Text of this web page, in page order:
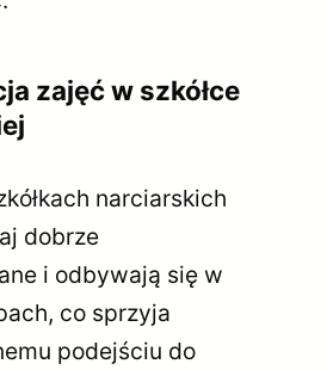
zajęć w szkółce
narciarskich
dobrze
i odbywają się w
co sprzyja
podejściu do